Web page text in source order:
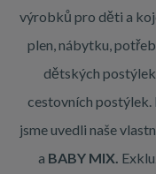
výrobků pro děti a
plen, nábytku,
dětských
cestovních postýlek.
jsme uvedli naše
a BABY MIX.